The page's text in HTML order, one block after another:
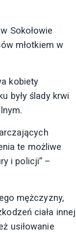
Sokołowie
młotkiem w
kobiety
były ślady krwi
te możliwe
i policji” –
mężczyzny,
ciała innej
usiłowanie